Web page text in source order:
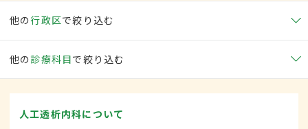
他の行政区で絞り込む
他の 診療科目で絞り込む
人工透析内科について